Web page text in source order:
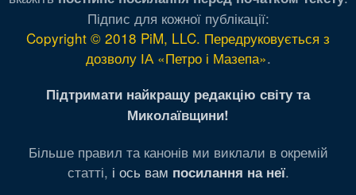
Підпис для кожної публікації:
Copyright © 2018 PiM, LLC. Передруковується з
дозволу ІА «Петро і Мазепа».
Підтримати найкращу редакцію світу та
Миколаївщини!
Більше правил та канонів ми виклали в окремій
статті, і ось вам посилання на неї.